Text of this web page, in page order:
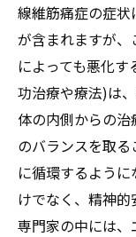
症例紹
療法)の
線維筋
や療法)
遠隔ヒ
プロセス
線維筋痛症
療や療法)の
線維筋痛症の症
が含まれますが
によっても悪化
功治療や療法)は
体の内側からの
のバランスを取
に循環するよう
けでなく、精神的
専門家の中には